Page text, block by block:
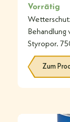
Vorrätig
Behandlung
Styropor.
Zum